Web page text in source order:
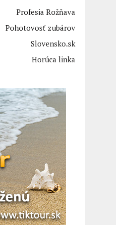
Profesia Rožňava
Pohotovosť zubárov
Slovensko.sk
Horúca linka